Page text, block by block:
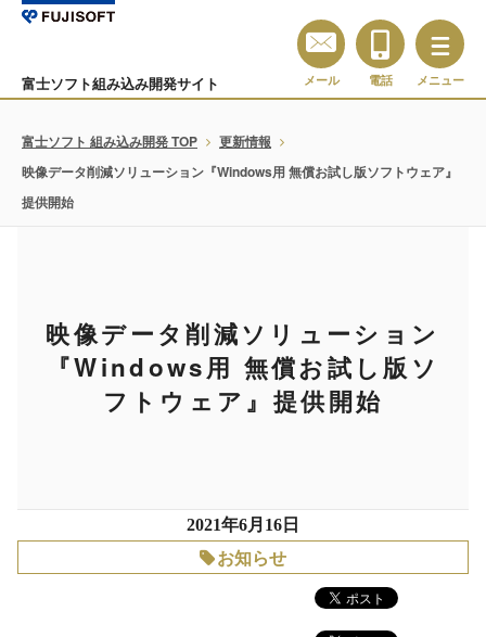
富士ソフト組み込み開発サイト メール 電話 メニュー
富士ソフト 組み込み開発 TOP
更新情報
映像データ削減ソリューション『Windows用 無償お試し版ソフトウェア』
提供開始
映像データ削減ソリューション
『Windows用 無償お試し版ソ
フトウェア』提供開始
2021年6月16日
お知らせ